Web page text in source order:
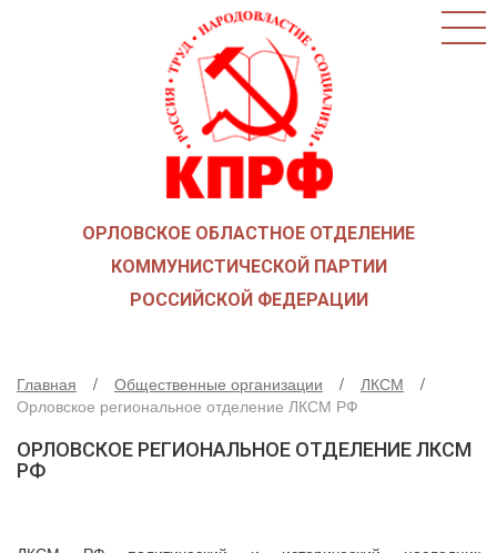
КАК ВСТУПИТЬ В КПРФ
ОБЩЕСТВЕННЫЕ ОРГАНИЗАЦИИ
СОЮЗ СОВЕТСКИХ ОФИЦЕРОВ В ПОДДЕРЖКУ
АРМИИ И ФЛОТА
ДЕПУТАТСКАЯ ВЕРТИКАЛЬ
ОРЛОВСКОЕ ОБЛАСТНОЕ ОТДЕЛЕНИЕ
КОММУНИСТИЧЕСКОЙ ПАРТИИ
РОССИЙСКОЙ ФЕДЕРАЦИИ
Главная Общественные организации
ЛКСМ
Орловское региональное отделение ЛКСМ РФ
ОРЛОВСКОЕ РЕГИОНАЛЬНОЕ ОТДЕЛЕНИЕ ЛКСМ
РФ